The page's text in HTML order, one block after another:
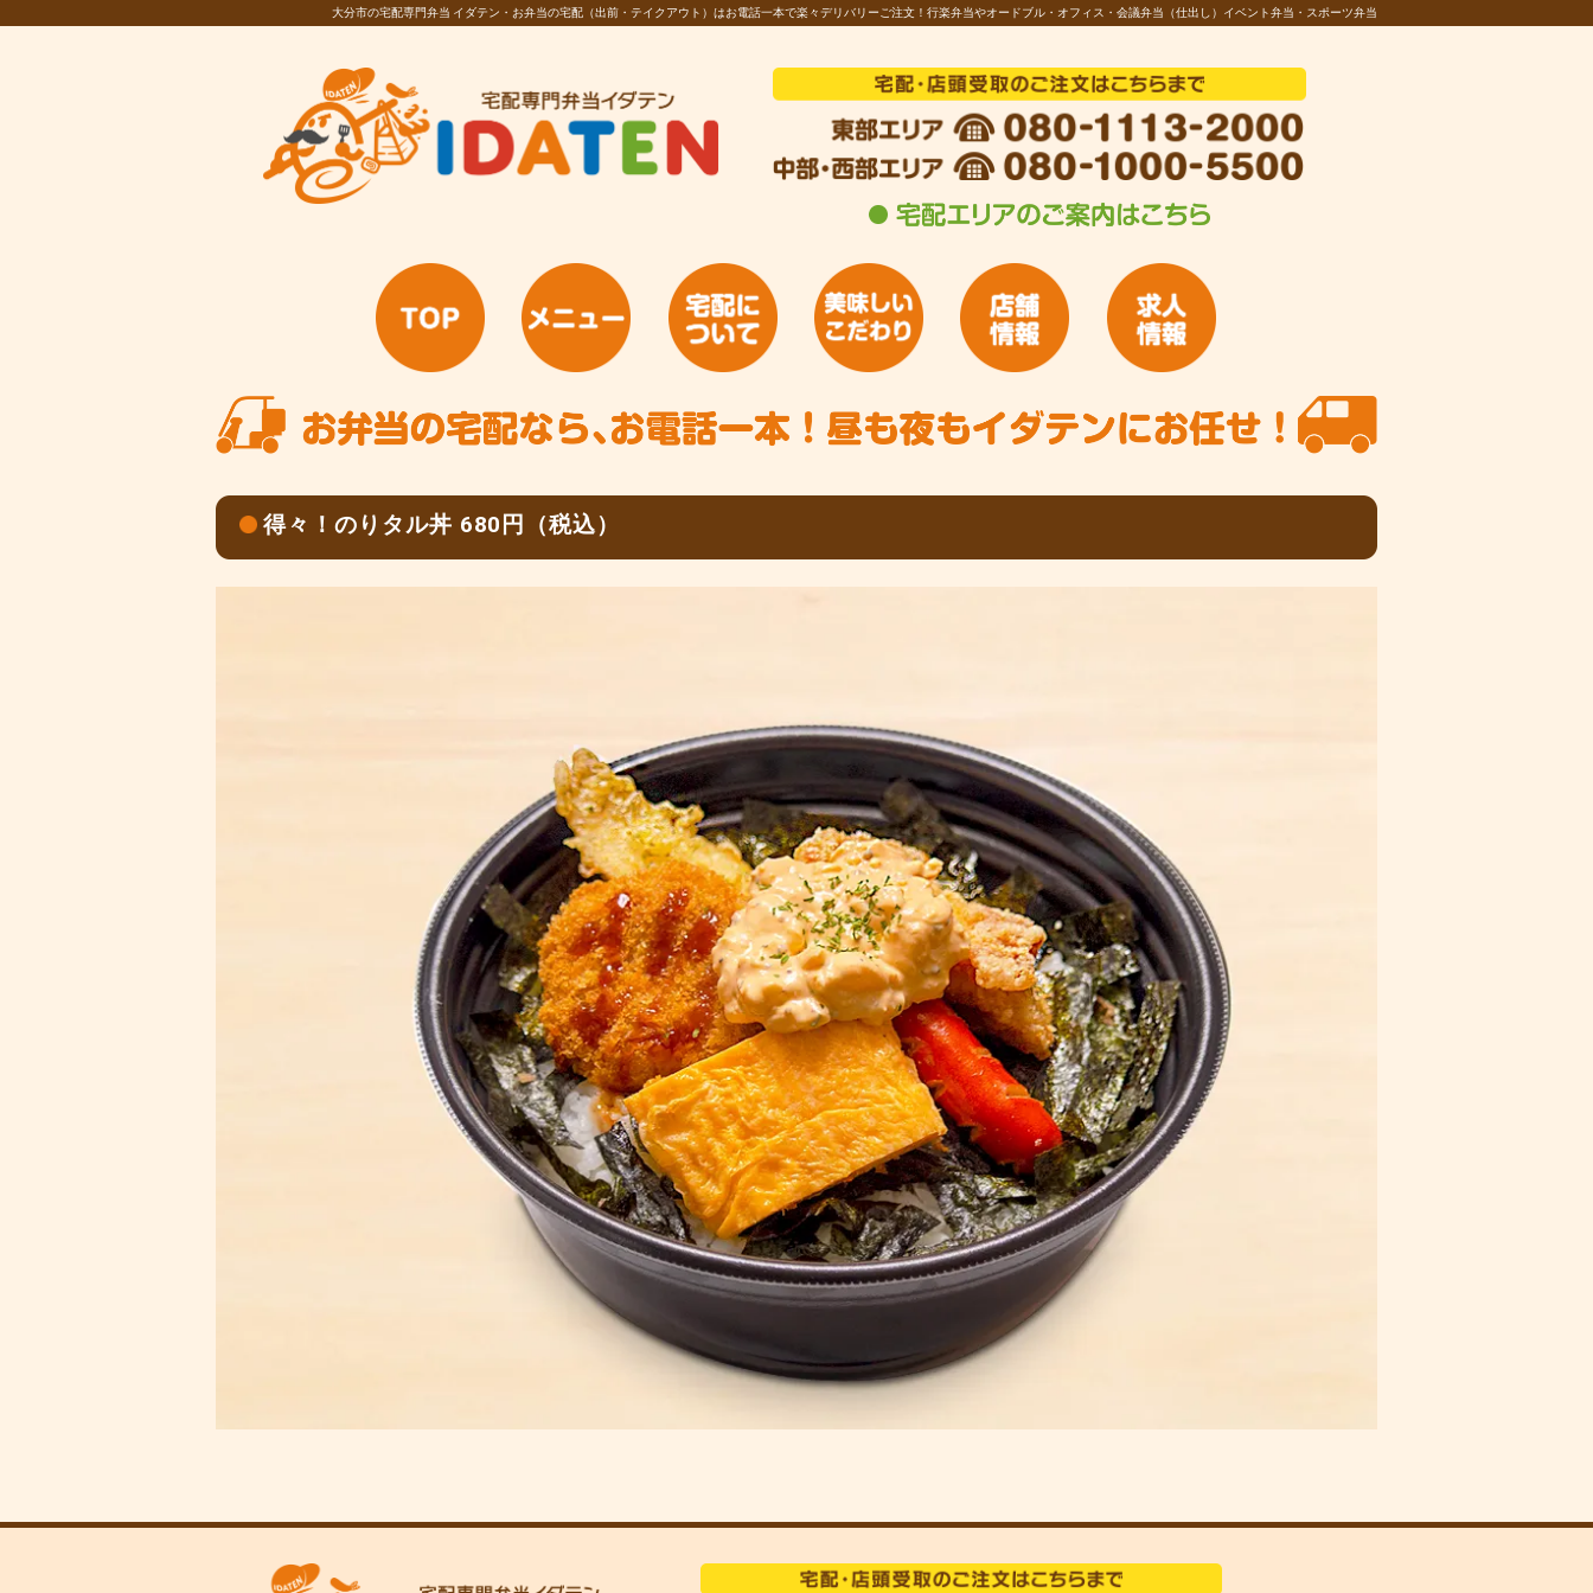
大分市の宅配専門弁当 イダテン・お弁当の宅配（出前・テイクアウト）はお電話一本で楽々デリバリーご注文！行楽弁当やオードブル・オフィス・会議弁当（仕出し）イベント弁当・スポーツ弁当
得々！のりタル丼 680円（税込）